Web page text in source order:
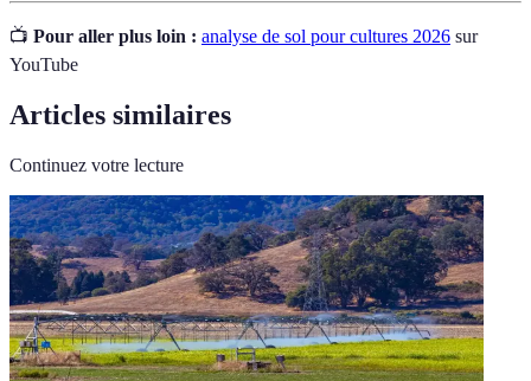
📺 Pour aller plus loin : analyse de sol pour cultures 2026 sur
YouTube
Articles similaires
Continuez votre lecture